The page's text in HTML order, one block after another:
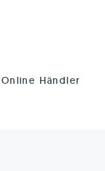
Händler